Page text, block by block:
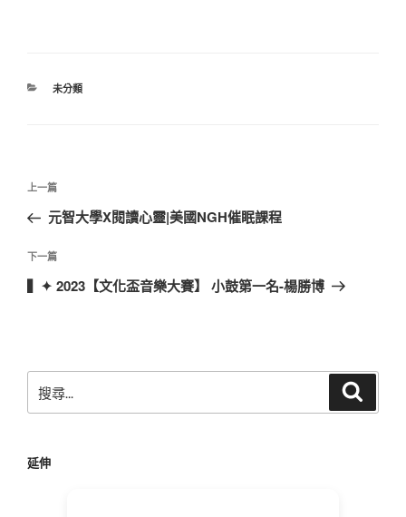
分
未分類
文
導
覽
上
一
文
章
上一篇
元智大學X閱讀心靈|美國NGH催眠課程
下
一
下一篇
▍✦ 2023【文化盃音樂大賽】 小鼓第一名-楊勝博
尋
字:
延伸